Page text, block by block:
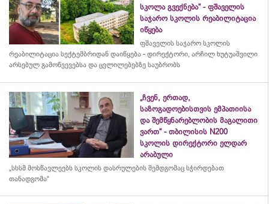
სკოლა გვექნება“ - ფშაველის
საჯარო სკოლის რეაბილიტაცია
იწყება
ფშაველის საჯარო სკოლის
რეაბილიტაცია სექტემბრიდან დაიწყება - დირექტორი, არჩილ ხუტუაშვილი
არსებულ გამოწვევებსა და ცვლილებებზე საუბრობს
„ჩვენ, ერთად,
საზოგადოებისთვის ემპათიისა
და შემწყნარებლობის მაგალითი
ვართ“ - თბილისის N200
სკოლის დირექტორი ელდარ
არაბული
„სსსმ მოსწავლეებს სკოლის დასრულების შემდგომაც სჭირდებათ
თანადგომა“